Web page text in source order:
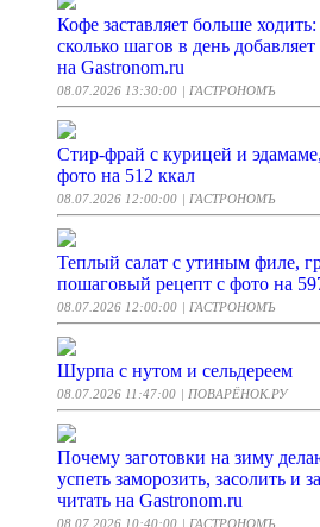
Кофе заставляет больше
сколько шагов в день
на Gastronom.ru
08.07.2026 13:30:00 | ГАСТРОНОМЪ
Стир-фрай с курицей и
фото на 512 ккал
08.07.2026 12:00:00 | ГАСТРОНОМЪ
Теплый салат с утиным филе,
пошаговый рецепт с фото на
08.07.2026 12:00:00 | ГАСТРОНОМЪ
Шурпа с нутом и сельдереем
08.07.2026 11:47:00 | ПОВАРЁНОК.РУ
Почему заготовки на зиму
успеть заморозить, засолить и
читать на Gastronom.ru
08.07.2026 10:40:00 | ГАСТРОНОМЪ